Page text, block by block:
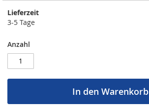
Lieferzeit
3-5 Tage
Anzahl
In den Warenkorb